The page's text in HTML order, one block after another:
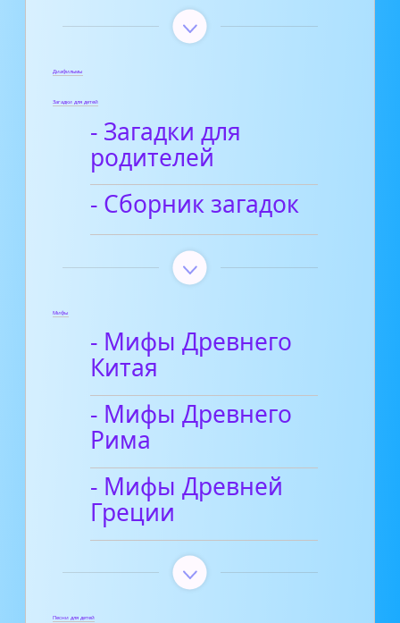
Диафильмы
Загадки для детей
- Загадки для
родителей
- Сборник загадок
Мифы
- Мифы Древнего
Китая
- Мифы Древнего
Рима
- Мифы Древней
Греции
Песни для детей